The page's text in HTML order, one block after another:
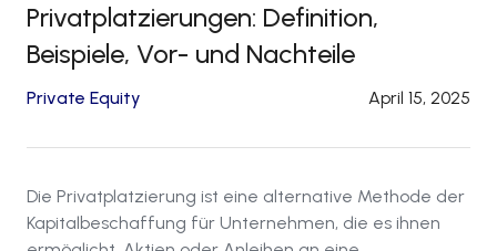
Privatplatzierungen: Definition,
Beispiele, Vor- und Nachteile
Private Equity April 15, 2025
Die Privatplatzierung ist eine alternative Methode der
Kapitalbeschaffung für Unternehmen, die es ihnen